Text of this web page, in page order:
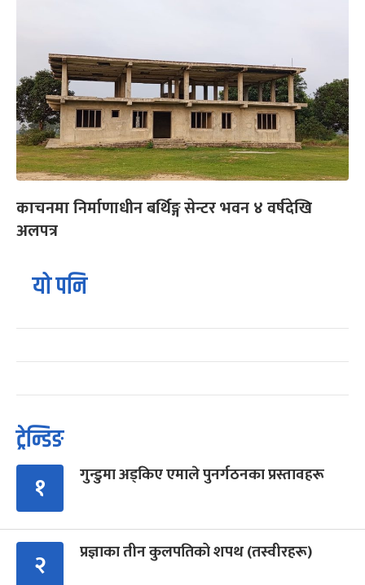
काचनमा निर्माणाधीन बर्थिङ्ग सेन्टर भवन ४ वर्षदेखि
अलपत्र
यो पनि
ट्रेन्डिङ
१ गुन्डुमा अड्किए एमाले पुनर्गठनका प्रस्तावहरू
२ प्रज्ञाका तीन कुलपतिको शपथ (तस्वीरहरू)